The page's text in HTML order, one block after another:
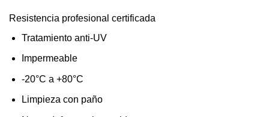
Resistencia profesional certificada
Tratamiento anti-UV
Impermeable
-20°C a +80°C
Limpieza con paño